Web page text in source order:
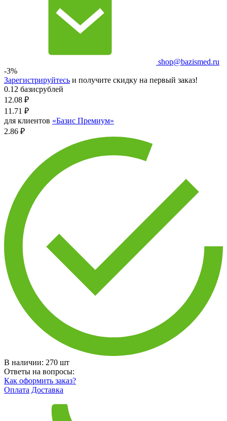
shop@bazismed.ru
-3%
Зарегистрируйтесь и получите скидку на первый заказ!
0.12 базисрублей
12.08 ₽
11.71 ₽
для клиентов «Базис Премиум»
2.86 ₽
В наличии: 270 шт
Ответы на вопросы:
Как оформить заказ?
Оплата Доставка